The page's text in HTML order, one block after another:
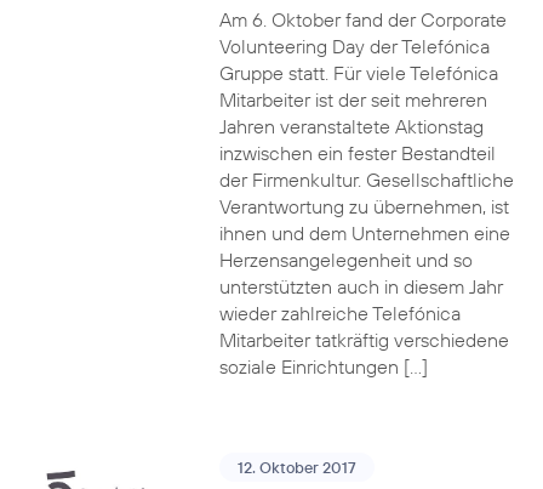
Am 6. Oktober fand der Corporate
Volunteering Day der Telefónica
Gruppe statt. Für viele Telefónica
Mitarbeiter ist der seit mehreren
Jahren veranstaltete Aktionstag
inzwischen ein fester Bestandteil
der Firmenkultur. Gesellschaftliche
Verantwortung zu übernehmen, ist
ihnen und dem Unternehmen eine
Herzensangelegenheit und so
unterstützten auch in diesem Jahr
wieder zahlreiche Telefónica
Mitarbeiter tatkräftig verschiedene
soziale Einrichtungen […]
12. Oktober 2017